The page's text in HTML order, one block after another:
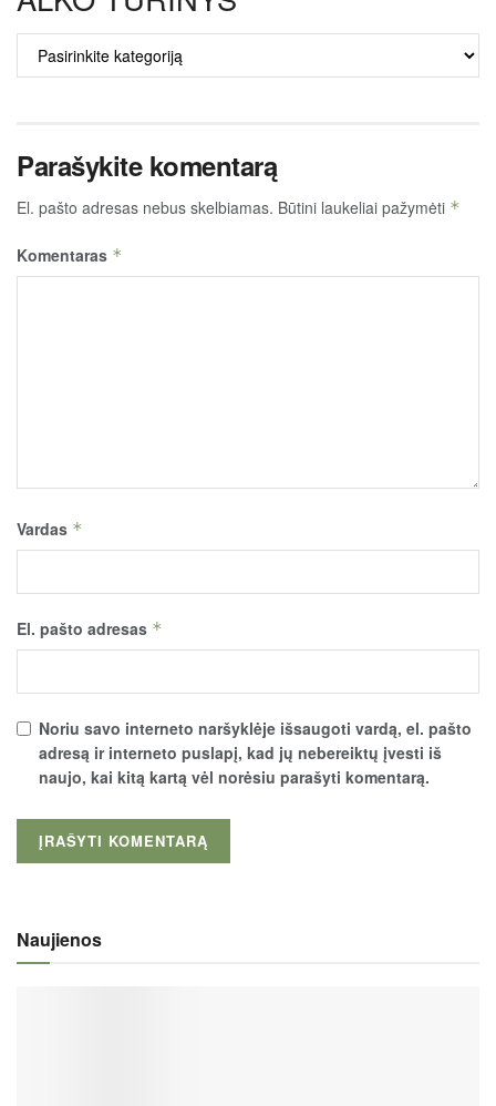
ALKO
TURINYS
Parašykite komentarą
El. pašto adresas nebus skelbiamas. Būtini laukeliai pažymėti *
Komentaras *
Vardas *
El. pašto adresas *
Noriu savo interneto naršyklėje išsaugoti vardą, el. pašto
adresą ir interneto puslapį, kad jų nebereiktų įvesti iš
naujo, kai kitą kartą vėl norėsiu parašyti komentarą.
Naujienos